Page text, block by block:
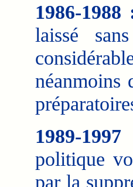
1986-1988
laissé
néanmoins
1989-1997
politique
par la